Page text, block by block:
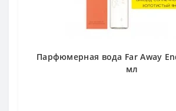
Парфюмерная вода Far Away
мл